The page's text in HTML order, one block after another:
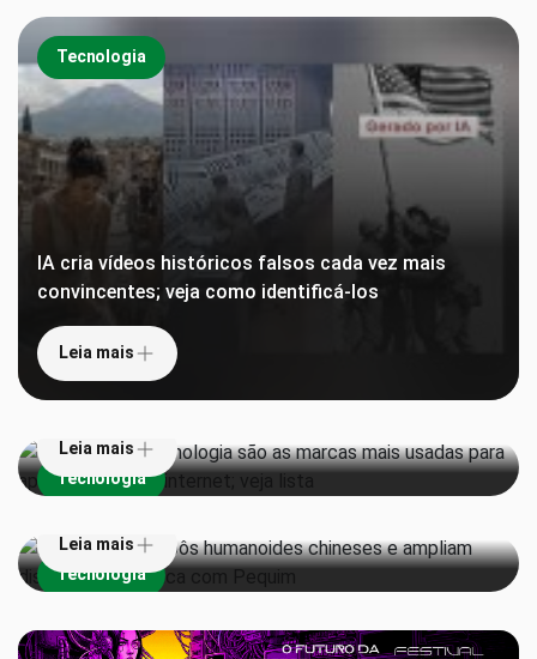
Tecnologia
IA cria vídeos históricos falsos cada vez mais
convincentes; veja como identificá-los
Leia mais
Tecnologia
Gigantes de tecnologia são as marcas mais usadas
para aplicar golpes na internet; veja lista
Leia mais
Tecnologia
EUA proíbem robôs humanoides chineses e ampliam
disputa tecnológica com Pequim
Leia mais